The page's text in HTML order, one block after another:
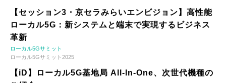
【セッション3・京セラみらいエンビジョン】高性能
ローカル5G：新システムと端末で実現するビジネス
革新
ローカル5Gサミット
ローカル5Gサミット2025
【iD】ローカル5G基地局 All-In-One、次世代機種の